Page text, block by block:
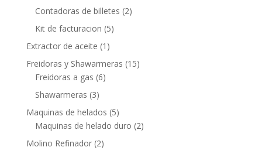
Contadoras de billetes (2)
Kit de facturacion (5)
Extractor de aceite (1)
Freidoras y Shawarmeras (15)
Freidoras a gas (6)
Shawarmeras (3)
Maquinas de helados (5)
Maquinas de helado duro (2)
Molino Refinador (2)